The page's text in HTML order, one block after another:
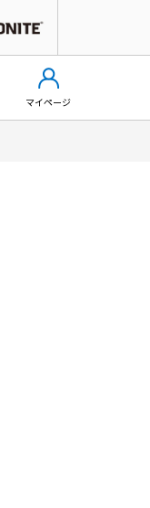
マイページ